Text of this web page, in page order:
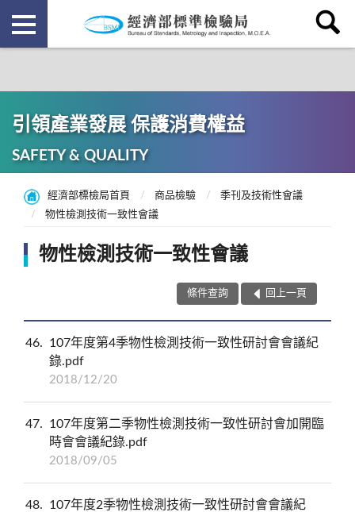
引領產業發展 保護消費權益
SAFETY & QUALITY
經濟部標檢局首頁 商品檢驗
季刊及技術性會議
物性檢測技術一致性會議
物性檢測技術一致性會議
條件查詢 回上一頁
46
107年度第4季物性檢測技術一致性研討會會議紀
錄.pdf
2018/12/20
47
107年度第二季物性檢測技術一致性研討會加開臨
時會會議紀錄.pdf
2018/09/05
48
107年度2季物性檢測技術一致性研討會會議紀